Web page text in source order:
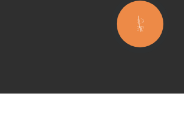
КНОПКА
ЗВ'ЯЗКУ